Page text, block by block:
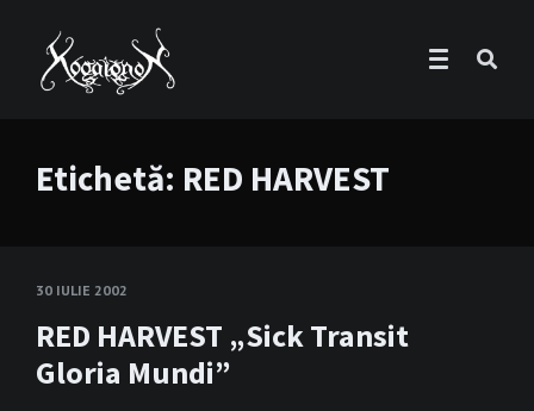
Etichetă: RED HARVEST
30 IULIE 2002
RED HARVEST „Sick Transit
Gloria Mundi”